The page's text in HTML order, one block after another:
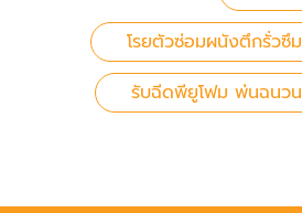
โรยตัวซ่อมผนังตึกรั่วซึ
รับฉีดพียูโฟม พ่นฉนว